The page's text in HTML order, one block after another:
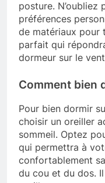
posture.
préférences
de matériaux pour
parfait qui
dormeur sur le
Comment bien
Pour bien dormir
choisir un oreiller
sommeil. Optez
qui permettra à
confortablement
du cou et du dos.